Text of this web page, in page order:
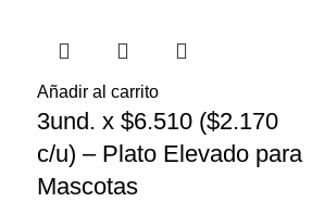
Añadir al carrito
3und. x $6.510 ($2.170
c/u) – Plato Elevado para
Mascotas